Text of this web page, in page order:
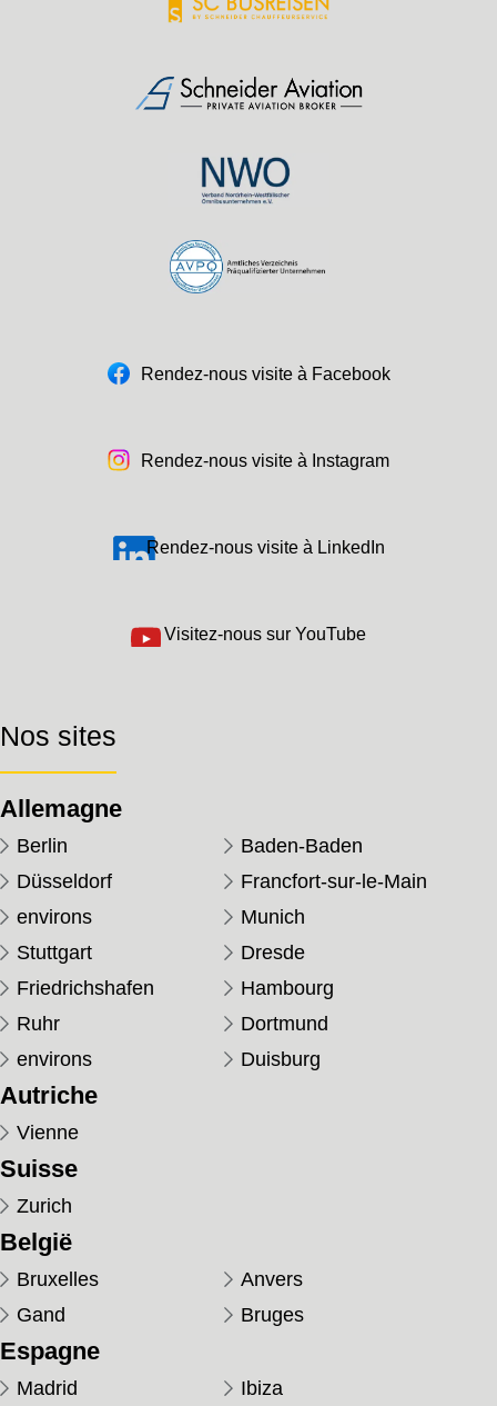
Rendez-nous visite à Facebook
Rendez-nous visite à Instagram
Rendez-nous visite à LinkedIn
Visitez-nous sur YouTube
Nos sites
Allemagne
Berlin
Baden-Baden
Düsseldorf
Francfort-sur-le-Main
environs
Munich
Stuttgart
Dresde
Friedrichshafen
Hambourg
Ruhr
Dortmund
environs
Duisburg
Autriche
Vienne
Suisse
Zurich
België
Bruxelles
Anvers
Gand
Bruges
Espagne
Madrid
Ibiza